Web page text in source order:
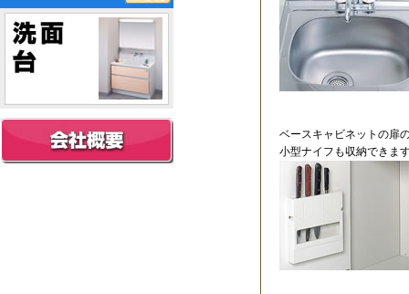
ベースキャビネットの扉
小型ナイフも収納できま